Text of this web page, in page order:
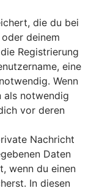
die du bei
deinem
Registrierung
eine
Wenn
als notwendig
vor deren
Nachricht
Daten
wenn du einen
In diesen